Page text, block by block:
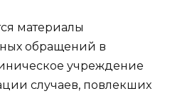
материалы
обращений в
учреждение
случаев, повлекших